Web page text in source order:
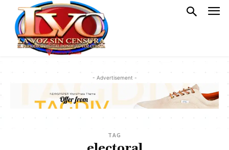
- Advertisement -
TAG